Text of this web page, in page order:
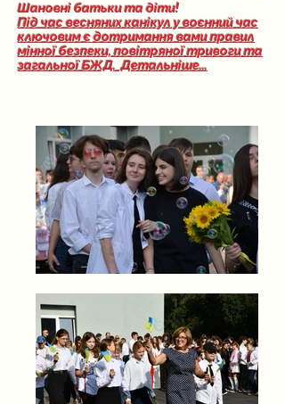
Шановні батьки та діти!
Під час весняних канікул у воєнний час
ключовим єдотримання вами правил
мінної безпеки, повітряної тривоги та
загальної БЖД. Детальніше...